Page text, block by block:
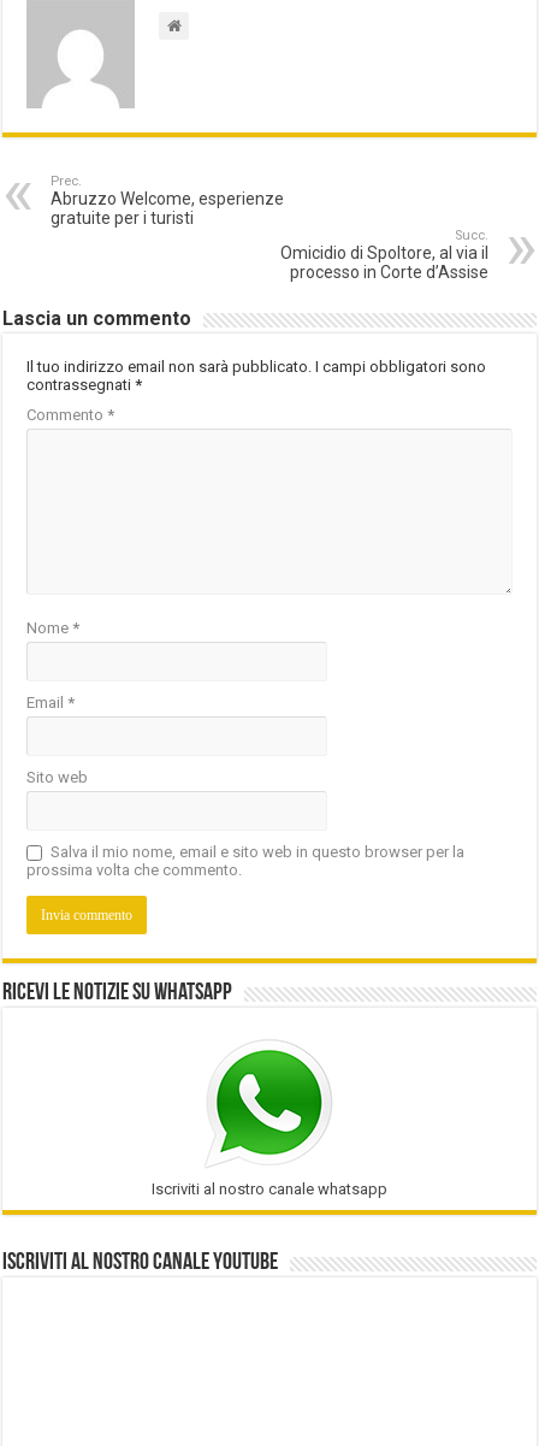
Prec.
Abruzzo Welcome, esperienze
gratuite per i turisti
Succ.
Omicidio di Spoltore, al via il
processo in Corte d’Assise
Lascia un commento
Il tuo indirizzo email non sarà pubblicato. I campi obbligatori sono
contrassegnati*
Commento*
Nome*
Email*
Sito web
Salva il mio nome, email e sito web in questo browser per la
prossima volta che commento.
Ricevi le notizie su Whatsapp
Iscriviti al nostro canale whatsapp
Iscriviti al nostro Canale Youtube